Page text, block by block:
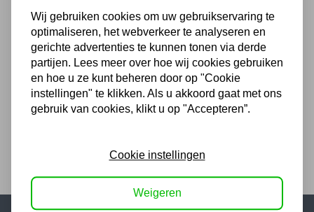
Mannesmann Gatzagenset
8-delig 22 - 73mm 44100
29,95
24,75 excl. BTW
Wij gebruiken cookies om uw gebruikservaring te
optimaliseren, het webverkeer te analyseren en
gerichte advertenties te kunnen tonen via derde
partijen. Lees meer over hoe wij cookies gebruiken
en hoe u ze kunt beheren door op "Cookie
instellingen" te klikken. Als u akkoord gaat met ons
gebruik van cookies, klikt u op "Accepteren”.
Cookie instellingen
Weigeren